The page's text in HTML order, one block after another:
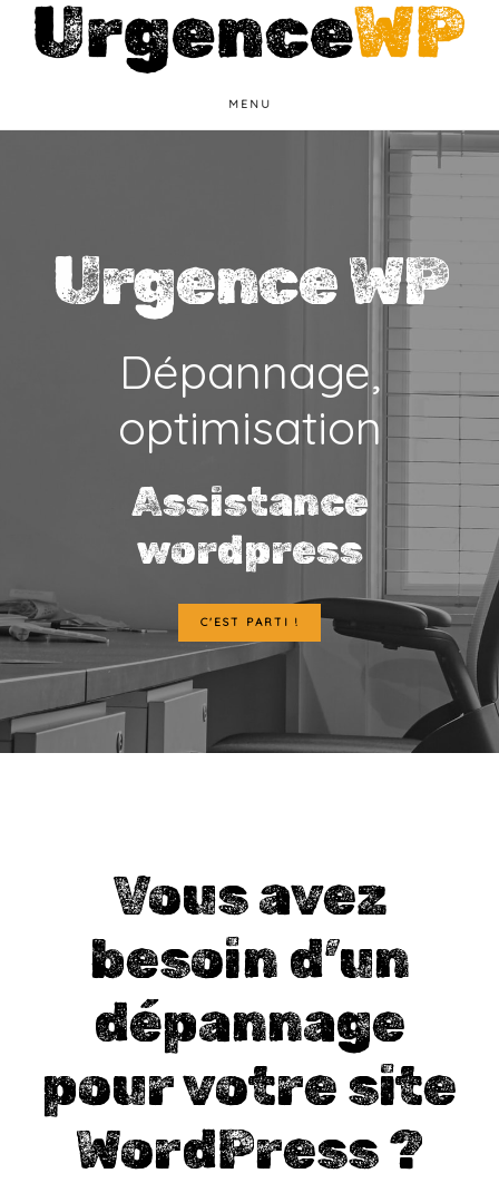
Passer
MENU
Urgence WP
Dépannage,
optimisation
Assistance
wordpress
C'EST PARTI !
Vous avez
besoin d’un
dépannage
pour votre site
WordPress ?